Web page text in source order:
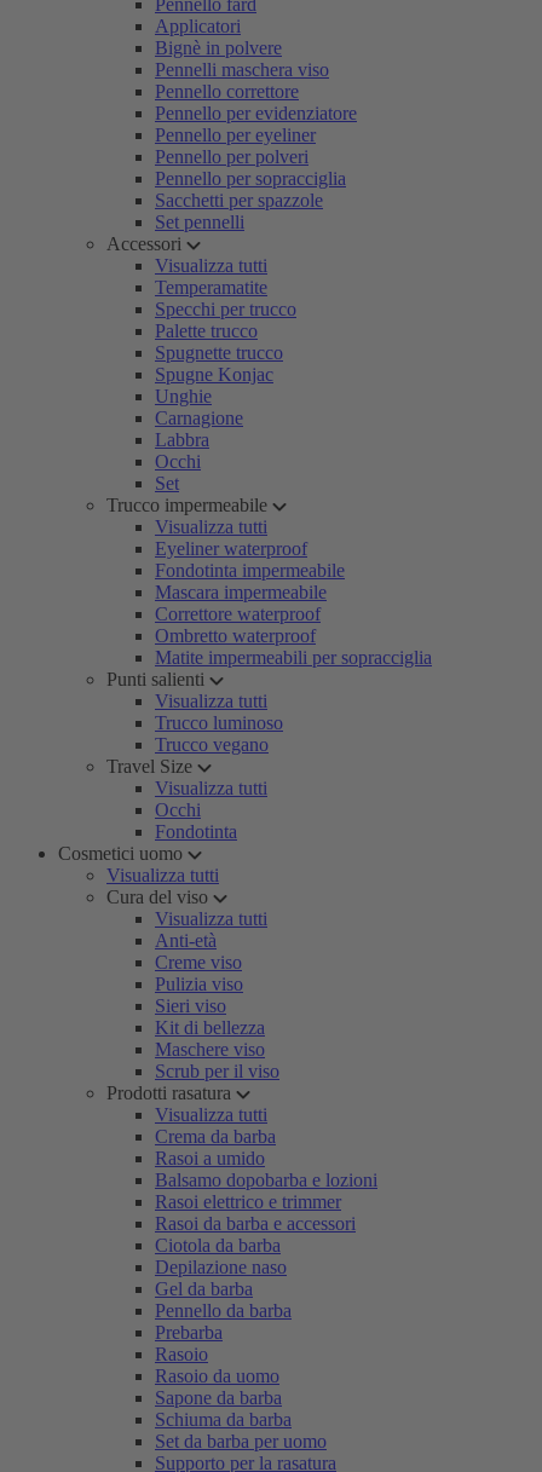
Pennello fard
Applicatori
Bignè in polvere
Pennelli maschera viso
Pennello correttore
Pennello per evidenziatore
Pennello per eyeliner
Pennello per polveri
Pennello per sopracciglia
Sacchetti per spazzole
Set pennelli
Accessori
Visualizza tutti
Temperamatite
Specchi per trucco
Palette trucco
Spugnette trucco
Spugne Konjac
Unghie
Carnagione
Labbra
Occhi
Set
Trucco impermeabile
Visualizza tutti
Eyeliner waterproof
Fondotinta impermeabile
Mascara impermeabile
Correttore waterproof
Ombretto waterproof
Matite impermeabili per sopracciglia
Punti salienti
Visualizza tutti
Trucco luminoso
Trucco vegano
Travel Size
Visualizza tutti
Occhi
Fondotinta
Cosmetici uomo
Visualizza tutti
Cura del viso
Visualizza tutti
Anti-età
Creme viso
Pulizia viso
Sieri viso
Kit di bellezza
Maschere viso
Scrub per il viso
Prodotti rasatura
Visualizza tutti
Crema da barba
Rasoi a umido
Balsamo dopobarba e lozioni
Rasoi elettrico e trimmer
Rasoi da barba e accessori
Ciotola da barba
Depilazione naso
Gel da barba
Pennello da barba
Prebarba
Rasoio
Rasoio da uomo
Sapone da barba
Schiuma da barba
Set da barba per uomo
Supporto per la rasatura